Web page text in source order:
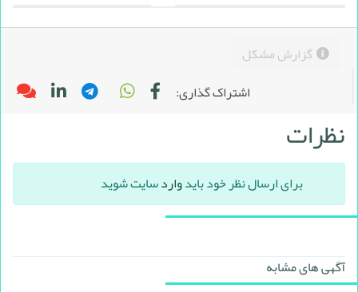
گزارش مشکل
اشتراک گذاری:
نظرات
برای ارسال نظر خود بایدواردسایت شوید
آگهی های مشابه